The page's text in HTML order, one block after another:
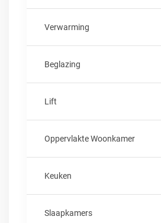
Verwarming
Beglazing
Lift
Oppervlakte Woonkamer
Keuken
Slaapkamers